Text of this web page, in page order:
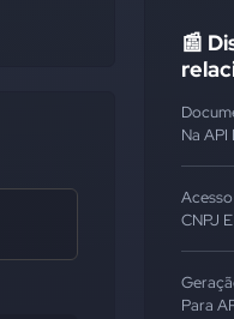
📰
Na
CNPJ
Para